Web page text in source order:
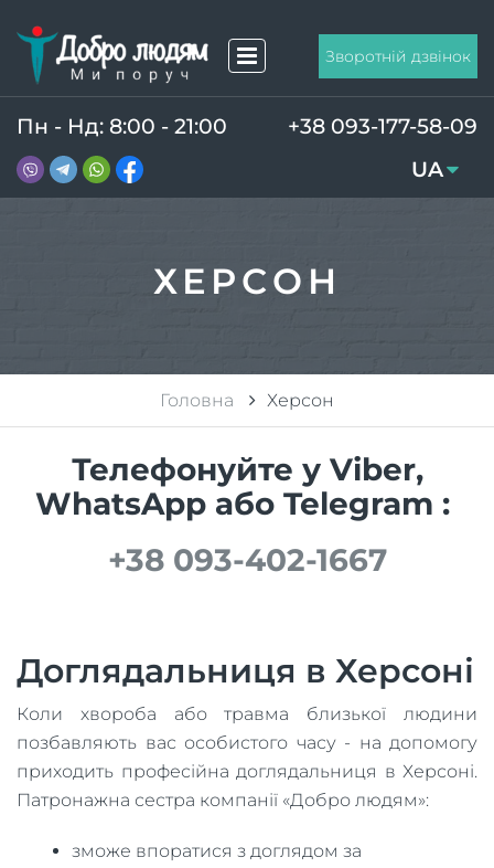
Зворотній дзвінок
Пн - Нд: 8:00 - 21:00
+38 093-177-58-09
UA
RU
ХЕРСОН
Головна Херсон
Телефонуйте у Viber,
WhatsApp або Telegram :
+38 093-402-1667
Доглядальниця в Херсоні
Коли хвороба або травма близької людини
позбавляють вас особистого часу - на допомогу
приходить професійна доглядальниця в Херсоні.
Патронажна сестра компанії «Добро людям»:
зможе впоратися з доглядом за